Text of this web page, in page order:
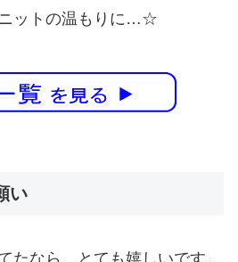
ットの温もりに…☆
い